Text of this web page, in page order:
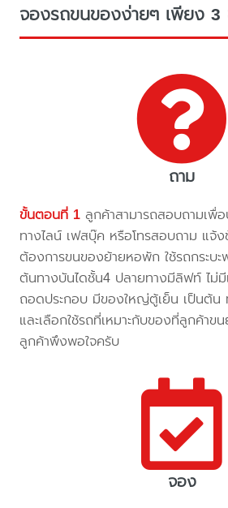
จองรถขนของง่ายๆ เพียง
ถาม
ขั้นตอนที่ 1 ลูกค้าสามารถสอบถามเพื่อ
ทางไลน์ เฟสบุ๊ค หรือโทรสอบถาม แจ้
ต้องการขนของย้ายหอพัก ใช้รถกระบ
ต้นทางบันไดชั้น4 ปลายทางมีลิฟท์ ไม่
ถอดประกอบ มีของใหญ่ตู้เย็น เป็นต้น ท
และเลือกใช้รถที่เหมาะกับของที่ลูกค้าข
ลูกค้าพึงพอใจครับ
จอง